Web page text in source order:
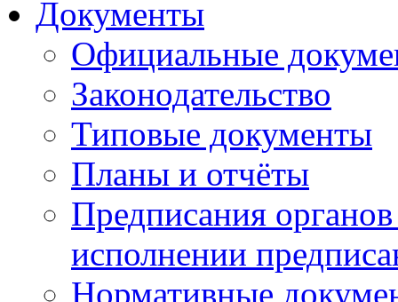
Документы
Официальные
Законодательство
Типовые документы
Планы и отчёты
Предписания
исполнении
Нормативные